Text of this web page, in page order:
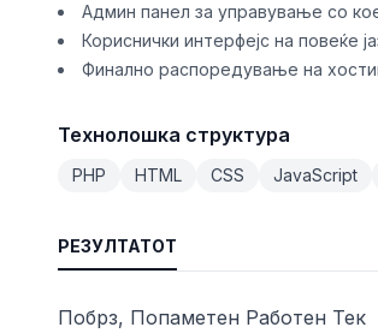
Админ панел за управување со
Кориснички интерфејс на повеќе
Финално распоредување на
Технолошка структура
PHP HTML CSS JavaScript
РЕЗУЛТАТОТ
Побрз, Попаметен Работен Тек